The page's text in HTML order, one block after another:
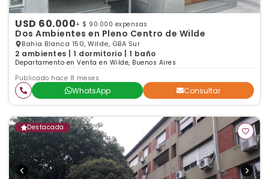
USD 60.000+ $ 90.000 expensas
Dos Ambientes en Pleno Centro de Wilde
Bahia Blanca 150, Wilde, GBA Sur
2 ambientes | 1 dormitorio | 1 baño
Departamento en Venta en Wilde, Buenos Aires
Publicado hace 8 meses
WhatsApp Consultar
Destacada